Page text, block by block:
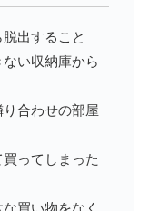
出すること
い収納庫から
り合わせの部屋
ってしまった
買い物をなく